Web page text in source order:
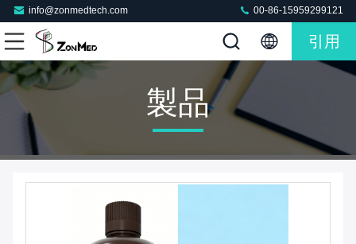
info@zonmedtech.com 00-86-15959299121
引用
製品